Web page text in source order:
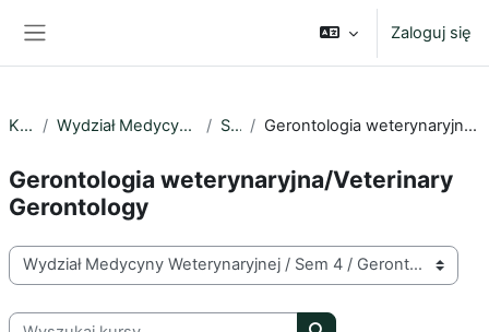
Zaloguj się
Kursy Wydział Medycyny Weterynaryjnej Sem 4 Gerontologia weterynaryjna/Veterinary Gerontology
Gerontologia weterynaryjna/Veterinary
Gerontology
Kategorie kursów
Wyszukaj kursy